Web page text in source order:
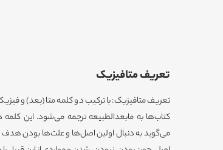
تعریف متافیزیک
تعریف متافیزیک: با ترکیب دو کلمه متا (بعد) و
کتاب‌ها به مابعد‌الطبیعه ترجمه می‌شود. این
می‌گوید به دنبال اولین اصل‌ها و علت‌ها بودن